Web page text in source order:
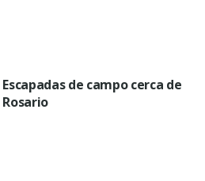
Escapadas de campo cerca de
Rosario